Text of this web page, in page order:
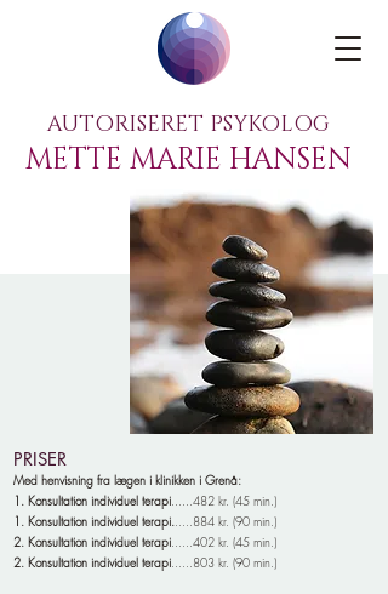
AUTORISERET PSYKOLOG
METTE MARIE HANSEN
PRISER
Med henvisning fra lægen i klinikken i Grenå:
1. Konsultation individuel terapi......482 kr. (45 min.)
1. Konsultation individuel terapi......884 kr. (90 min.)​
2. Konsultation individuel terapi......402 kr. (45 min.)​
2. Konsultation individuel terapi......803 kr. (90 min.)​